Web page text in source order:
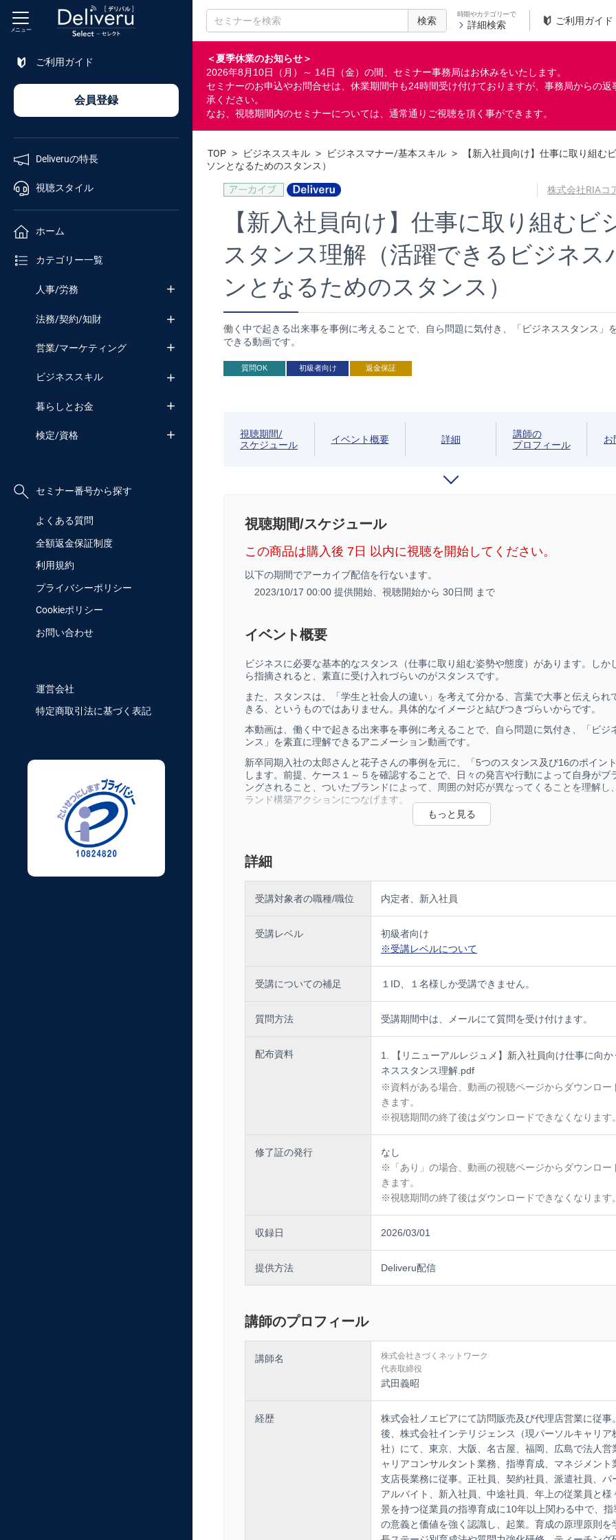
検索
時期やカテゴリーで
詳細検索 ご利用ガイド
＜夏季休業のお知らせ＞
2026年8月10日（月）～ 14日（金）の間、セミナー事務局はお休みをいたします。
セミナーのお申込やお問合せは、休業期間中も24時間受け付けておりますが、事務局からの
承ください。
なお、視聴期間内のセミナーについては、通常通りご視聴を頂く事ができます。
メニュー
ご利用ガイド
会員登録
Deliveruの特長
視聴スタイル
ホーム
カテゴリー一覧
人事/労務
法務/契約/知財
営業/マーケティング
ビジネススキル
暮らしとお金
検定/資格
セミナー番号から探す
よくある質問
全額返金保証制度
利用規約
プライバシーポリシー
Cookieポリシー
お問い合わせ
運営会社
特定商取引法に基づく表記
セミナー
番号検索
TOP > ビジネススキル > ビジネスマナー/基本スキル >
【新入社員向け】仕事に取り組む
ソンとなるためのスタンス）
株式会社RIAコ
【新入社員向け】仕事に取り組むビ
スタンス理解（活躍できるビジネス
ンとなるためのスタンス）
働く中で起きる出来事を事例に考えることで、自ら問題に気付き、「ビジネススタンス」
できる動画です。
質問OK 初級者向け 返金保証
視聴期間/
スケジュール
イベント概要 詳細
講師の
プロフィール
お
視聴期間/スケジュール
この商品は購入後 7日 以内に視聴を開始してください。
以下の期間でアーカイブ配信を行ないます。
2023/10/17 00:00 提供開始、 視聴開始から 30日間 まで
イベント概要
ビジネスに必要な基本的なスタンス（仕事に取り組む姿勢や態度）があります。しか
ら指摘されると、素直に受け入れづらいのがスタンスです。
また、スタンスは、「学生と社会人の違い」を考えて分かる、言葉で大事と伝えられ
きる、というものではありません。​​​​​​​具体的なイメージと結びつきづらいからです。
本動画は、働く中で起きる出来事を事例に考えることで、自ら問題に気付き、「ビジ
ンス」を素直に理解できるアニメーション動画です。
新卒同期入社の太郎さんと花子さんの事例を元に、「5つのスタンス及び16のポイン
します。前提、ケース１～５を確認することで、日々の発言や行動によって自身がブ
ングされること、ついたブランドによって、周囲の対応が異なってくることを​​理解し
ラン​​​​ド構築アクションにつなげます。​​​​​​​
詳細
受講対象者の職種/職位 内定者、新入社員
受講レベル
初級者向け
※受講レベルについて
受講についての補足 １ID、１名様しか受講できません。
質問方法 受講期間中は、メールにて質問を受け付けます。
配布資料
【リニューアルレジュメ】新入社員向け仕事に向か
ネススタンス理解.pdf
※資料がある場合、動画の視聴ページからダウンロー
きます。
※視聴期間の終了後はダウンロードできなくなります。
修了証の発行
なし
※「あり」の場合、動画の視聴ページからダウンロー
きます。
※視聴期間の終了後はダウンロードできなくなります。
収録日 2026/03/01
提供方法 Deliveru配信
講師のプロフィール
講師名
株式会社きづくネットワーク
代表取締役
武田義昭
経歴
株式会社ノエビアにて訪問販売及び代理店営業に従事
後、株式会社インテリジェンス（現パーソルキャリア
社）にて、東京、大阪、名古屋、福岡、広島で法人営
ャリアコンサルタント業務、指導育成、マネジメント
支店長業務に従事。正社員、契約社員、派遣社員、パ
アルバイト、新入社員、中途社員、年上の従業員と様
景を持つ従業員の指導育成に10年以上関わる中で、指
の意義と価値を強く認識し、起業。育成の原理原則を